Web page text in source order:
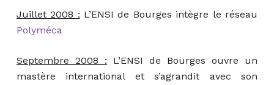
Juillet 2008 : L’ENSI de Bourges intègre le réseau
Polyméca
Septembre 2008 : L’ENSI de Bourges ouvre un
mastère international et s’agrandit avec son